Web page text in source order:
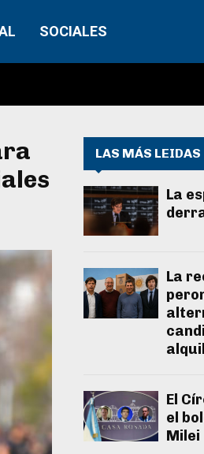
SOCIALES
LAS MÁS LEIDAS
La
La
El
el
Milei